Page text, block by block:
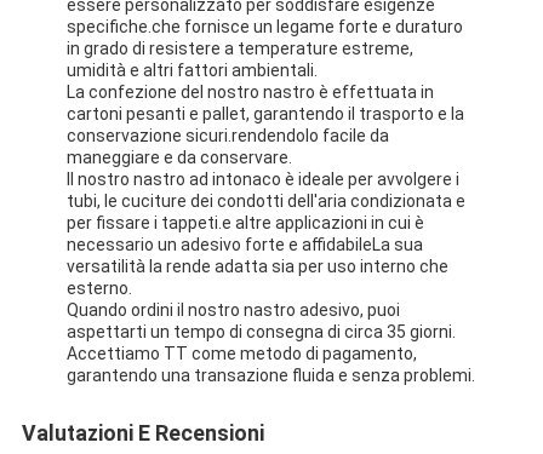
Nastro del panno di vetro del di alluminio
La stagnola ha affrontato la carta kraft
Panno della vetroresina del di alluminio
Nastro della tela della stagnola
Nastro di condotta del panno
Doppio nastro adesivo parteggiato
Nastro adesivo dell'ANIMALE DOMESTICO
Colata di investimento di precisione
Tavola di isolamento elettrico
essere personalizzato per soddisfare esigenze
specifiche.che fornisce un legame forte e duraturo
in grado di resistere a temperature estreme,
umidità e altri fattori ambientali.
La confezione del nostro nastro è effettuata in
cartoni pesanti e pallet, garantendo il trasporto e la
conservazione sicuri.rendendolo facile da
maneggiare e da conservare.
Il nostro nastro ad intonaco è ideale per avvolgere i
tubi, le cuciture dei condotti dell'aria condizionata e
per fissare i tappeti.e altre applicazioni in cui è
necessario un adesivo forte e affidabileLa sua
versatilità la rende adatta sia per uso interno che
esterno.
Quando ordini il nostro nastro adesivo, puoi
aspettarti un tempo di consegna di circa 35 giorni.
Accettiamo TT come metodo di pagamento,
garantendo una transazione fluida e senza problemi.
Valutazioni E Recensioni